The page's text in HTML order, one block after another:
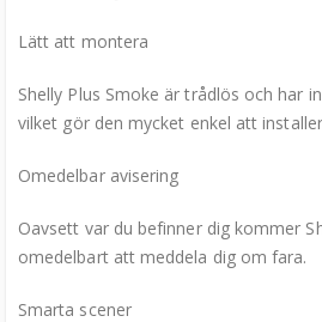
Lätt att montera
Shelly Plus Smoke är trådlös och har
vilket gör den mycket enkel att
Omedelbar avisering
Oavsett var du befinner dig kommer
omedelbart att meddela dig om fara.
Smarta scener